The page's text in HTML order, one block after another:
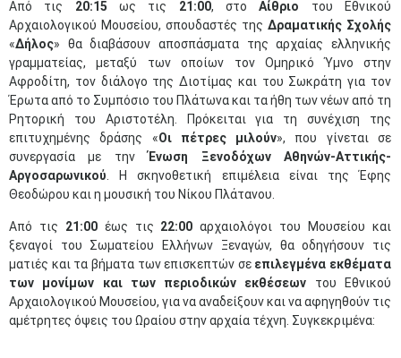
Από τις 20:15 ως τις 21:00, στοΑίθριο του Εθνικού
Αρχαιολογικού Μουσείου, σπουδαστές της Δραματικής Σχολής
«Δήλος» θα διαβάσουν αποσπάσματα της αρχαίας ελληνικής
γραμματείας, μεταξύ των οποίων τον Ομηρικό Ύμνο στην
Αφροδίτη, τον διάλογο της Διοτίμας και του Σωκράτη για τον
Έρωτα από το Συμπόσιο του Πλάτωνα και τα ήθη των νέων από τη
Ρητορική του Αριστοτέλη. Πρόκειται για τη συνέχιση της
επιτυχημένης δράσης «Οι πέτρες μιλούν», που γίνεται σε
συνεργασία με τηνΈνωση Ξενοδόχων Αθηνών-Αττικής-
Αργοσαρωνικού . Η σκηνοθετική επιμέλεια είναι της Έφης
Θεοδώρου και η μουσική του Νίκου Πλάτανου.
Από τις 21:00έως τις 22:00 αρχαιολόγοι του Μουσείου και
ξεναγοί του Σωματείου Ελλήνων Ξεναγών, θα οδηγήσουν τις
ματιές και τα βήματα των επισκεπτών σε επιλεγμένα εκθέματα
των μονίμων και των περιοδικών εκθέσεων του Εθνικού
Αρχαιολογικού Μουσείου, για να αναδείξουν και να αφηγηθούν τις
αμέτρητες όψεις του Ωραίου στην αρχαία τέχνη. Συγκεκριμένα: